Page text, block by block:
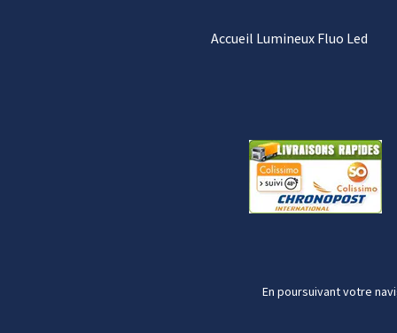
Accueil Lumineux Fluo Led
En poursuivant votre